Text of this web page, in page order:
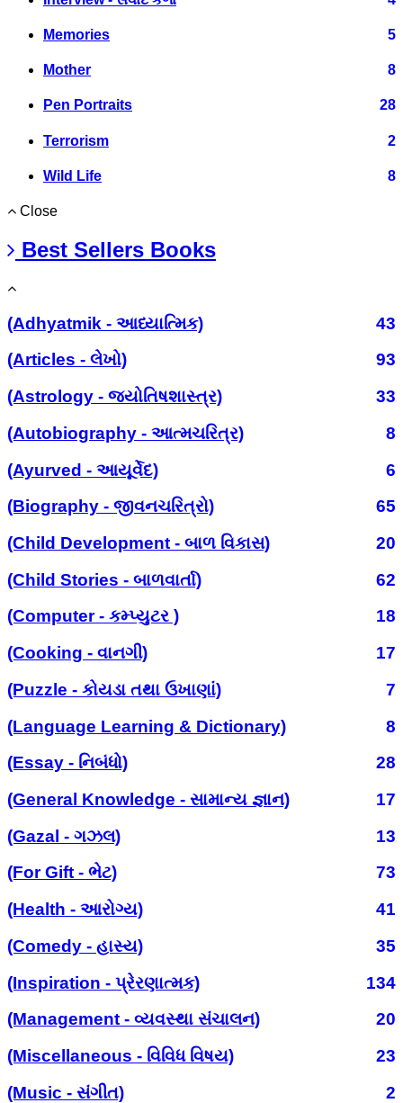
Memories 5
Mother 8
Pen Portraits 28
Terrorism 2
Wild Life 8
Close
Best Sellers Books
(Adhyatmik - આધ્યાત્મિક)
43
(Articles - લેખો)
93
(Astrology - જ્યોતિષશાસ્ત્ર)
33
(Autobiography - આત્મચરિત્ર)
8
(Ayurved - આયૂર્વેદ)
6
(Biography - જીવનચરિત્રો)
65
(Child Development - બાળ વિકાસ)
20
(Child Stories - બાળવાર્તા)
62
(Computer - કમ્પ્યુટર )
18
(Cooking - વાનગી)
17
(Puzzle - કોયડા તથા ઉખાણાં)
7
(Language Learning & Dictionary)
8
(Essay - નિબંધો)
28
(General Knowledge - સામાન્ય જ્ઞાન)
17
(Gazal - ગઝલ)
13
(For Gift - ભેટ)
73
(Health - આરોગ્ય)
41
(Comedy - હાસ્ય)
35
(Inspiration - પ્રેરણાત્મક)
134
(Management - વ્યવસ્થા સંચાલન)
20
(Miscellaneous - વિવિધ વિષય)
23
(Music - સંગીત)
2